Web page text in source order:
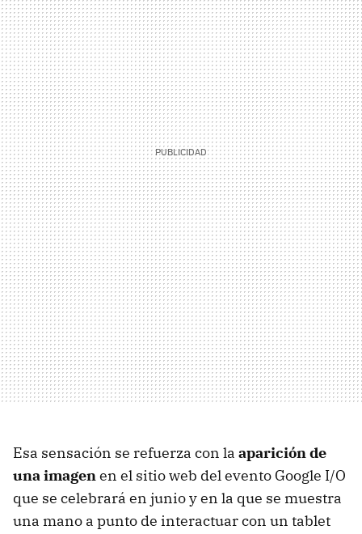
Esa sensación se refuerza con la aparición de
una imagenen el sitio web del evento Google I/O
que se celebrará en junio y en la que se muestra
una mano a punto de interactuar con un tablet